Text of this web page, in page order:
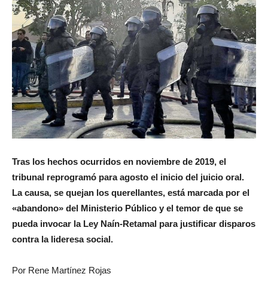
Tras los hechos ocurridos en noviembre de 2019, el
tribunal reprogramó para agosto el inicio del juicio oral.
La causa, se quejan los querellantes, está marcada por el
«abandono» del Ministerio Público y el temor de que se
pueda invocar la Ley Naín-Retamal para justificar disparos
contra la lideresa social.
Por Rene Martínez Rojas